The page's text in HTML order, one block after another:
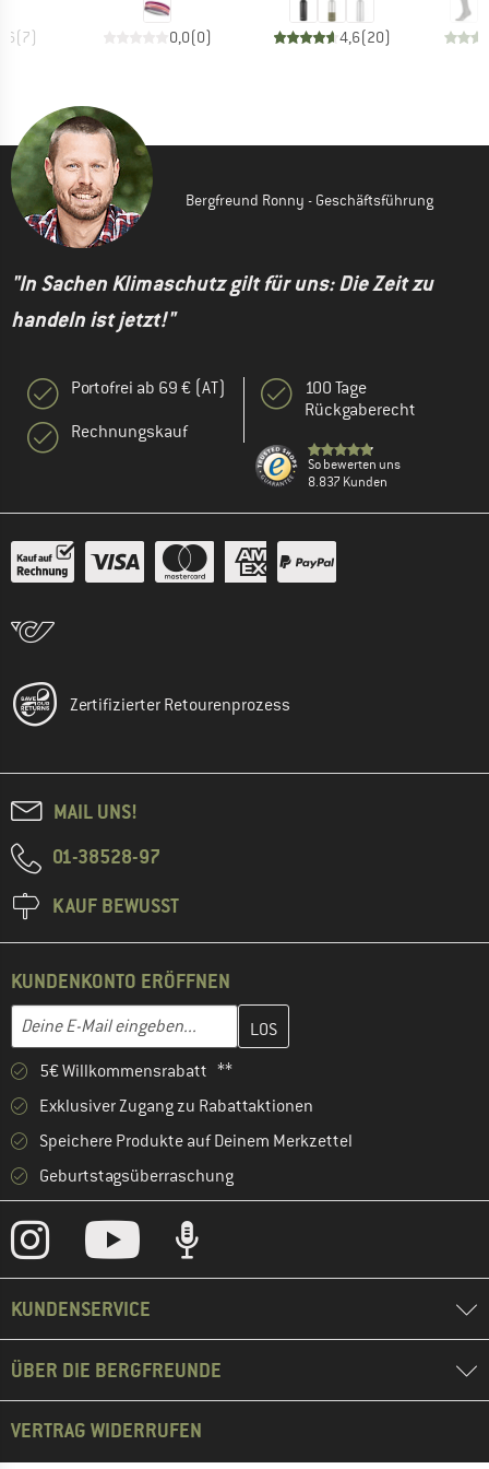
(7) 0,0(0) 4,6(20)
Bergfreund Ronny - Geschäftsführung
"In Sachen Klimaschutz gilt für uns: Die Zeit zu
handeln ist jetzt!"
Portofrei ab 69 € (AT)
Rechnungskauf
100 Tage
Rückgaberecht
So bewerten uns
8.837 Kunden
Zertifizierter Retourenprozess
MAIL UNS!
01-38528-97
KAUF BEWUSST
KUNDENKONTO ERÖFFNEN
E-Mail-Adresse
Gib hier deine E-Mail-Adresse ein und erstelle im nächsten
5€ Willkommensrabatt **
Exklusiver Zugang zu Rabattaktionen
Speichere Produkte auf Deinem Merkzettel
Geburtstagsüberraschung
KUNDENSERVICE
ÜBER DIE BERGFREUNDE
VERTRAG WIDERRUFEN